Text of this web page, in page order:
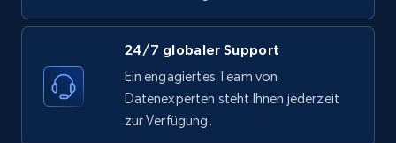
Etsy - Collect data on products using
specified keywords
URL, Product id, Listing inventory id, Title, Rating,
24/7 globaler Support
Ein engagiertes Team von
Datenexperten steht Ihnen jederzeit
zur Verfügung.